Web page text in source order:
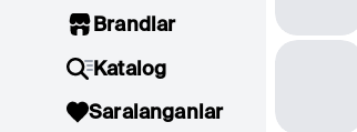
Brandlar
Katalog
Saralanganlar